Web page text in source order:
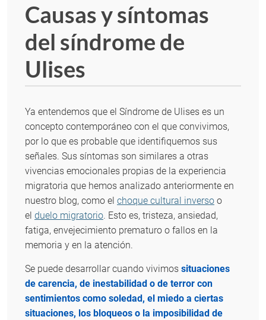
Causas y síntomas
del síndrome de
Ulises
Ya entendemos que el Síndrome de Ulises es un
concepto contemporáneo con el que convivimos,
por lo que es probable que identifiquemos sus
señales. Sus síntomas son similares a otras
vivencias emocionales propias de la experiencia
migratoria que hemos analizado anteriormente en
nuestro blog, como el choque cultural inverso o
el duelo migratorio. Esto es, tristeza, ansiedad,
fatiga, envejecimiento prematuro o fallos en la
memoria y en la atención.
Se puede desarrollar cuando vivimos situaciones
de carencia, de inestabilidad o de terror con
sentimientos como soledad, el miedo a ciertas
situaciones, los bloqueos o la imposibilidad de